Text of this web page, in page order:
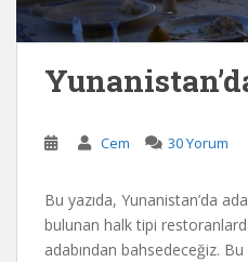
Cem 30 Yorum
Bu yazıda, Yunanistan’da
bulunan halk tipi
adabından bahsedeceğiz. Bu